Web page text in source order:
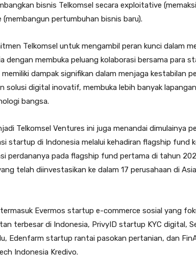
bisnis Telkomsel secara exploitative
pertumbuhan bisnis baru).
Telkomsel untuk mengambil peran kunci dalam
dengan membuka peluang kolaborasi bersama para
dampak signifikan dalam menjaga kestabilan
solusi digital inovatif, membuka lebih banyak
bangsa.
Telkomsel Ventures ini juga menandai dimulainya
startup di Indonesia melalui kehadiran flagship fund
perdananya pada flagship fund pertama di tahun
telah diinvestasikan ke dalam 17 perusahaan di
Evermos startup e-commerce sosial yang
terbesar di Indonesia, PrivyID startup KYC digital,
Edenfarm startup rantai pasokan pertanian, dan
Indonesia Kredivo.